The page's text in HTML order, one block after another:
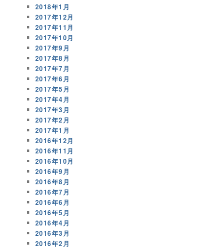
2018年1月
2017年12月
2017年11月
2017年10月
2017年9月
2017年8月
2017年7月
2017年6月
2017年5月
2017年4月
2017年3月
2017年2月
2017年1月
2016年12月
2016年11月
2016年10月
2016年9月
2016年8月
2016年7月
2016年6月
2016年5月
2016年4月
2016年3月
2016年2月